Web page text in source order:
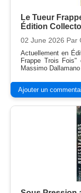
Le Tueur
Édition
02 June 2026 Par
Actuellement en
Frappe Trois
Massimo
Ajouter un